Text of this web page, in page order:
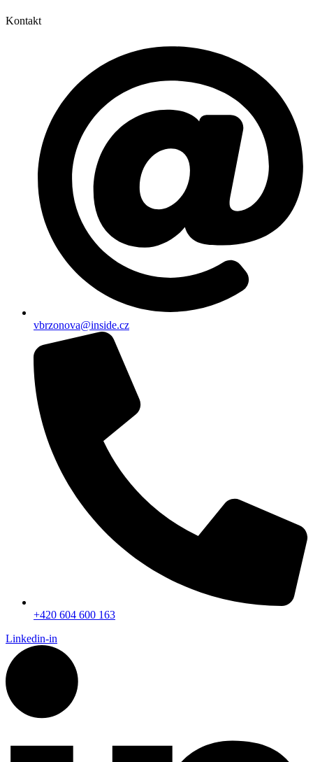
Kontakt
vbrzonova@inside.cz
+420 604 600 163
Linkedin-in